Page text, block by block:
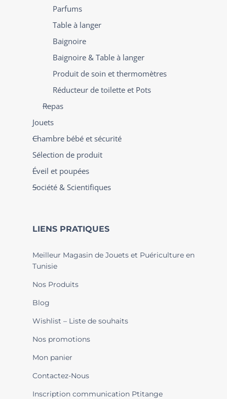
Parfums
Table à langer
Baignoire
Baignoire & Table à langer
Produit de soin et thermomètres
Réducteur de toilette et Pots
Repas
Jouets
Chambre bébé et sécurité
Sélection de produit
Éveil et poupées
Société & Scientifiques
LIENS PRATIQUES
Meilleur Magasin de Jouets et Puériculture en
Tunisie
Nos Produits
Blog
Wishlist – Liste de souhaits
Nos promotions
Mon panier
Contactez-Nous
Inscription communication Ptitange